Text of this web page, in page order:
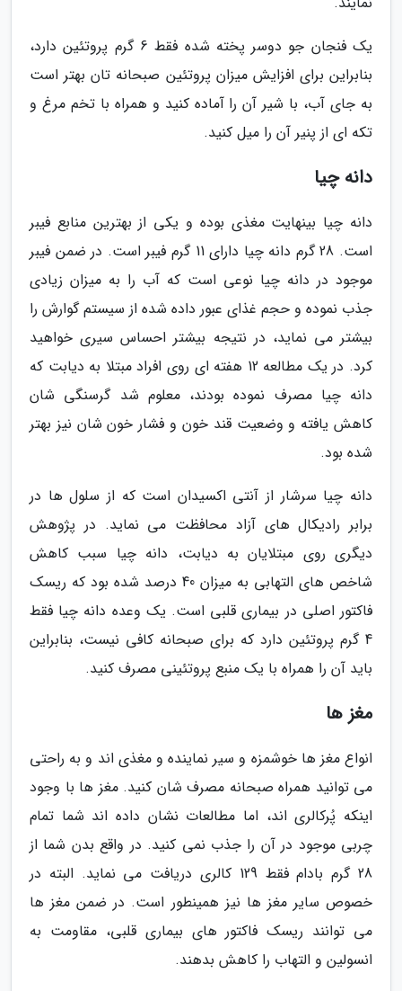
یک فنجان جو دوسر پخته شده فقط 6 گرم پروتئین دارد،
بنابراین برای افزایش میزان پروتئین صبحانه تان بهتر است
به جای آب، با شیر آن را آماده کنید و همراه با تخم مرغ و
تکه ای از پنیر آن را میل کنید.
دانه چیا
دانه چیا بینهایت مغذی بوده و یکی از بهترین منابع فیبر
است. 28 گرم دانه چیا دارای 11 گرم فیبر است. در ضمن فیبر
موجود در دانه چیا نوعی است که آب را به میزان زیادی
جذب نموده و حجم غذای عبور داده شده از سیستم گوارش را
بیشتر می نماید، در نتیجه بیشتر احساس سیری خواهید
کرد. در یک مطالعه 12 هفته ای روی افراد مبتلا به دیابت که
دانه چیا مصرف نموده بودند، معلوم شد گرسنگی شان
کاهش یافته و وضعیت قند خون و فشار خون شان نیز بهتر
شده بود.
دانه چیا سرشار از آنتی اکسیدان است که از سلول ها در
برابر رادیکال های آزاد محافظت می نماید. در پژوهش
دیگری روی مبتلایان به دیابت، دانه چیا سبب کاهش
شاخص های التهابی به میزان 40 درصد شده بود که ریسک
فاکتور اصلی در بیماری قلبی است. یک وعده دانه چیا فقط
4 گرم پروتئین دارد که برای صبحانه کافی نیست، بنابراین
باید آن را همراه با یک منبع پروتئینی مصرف کنید.
مغز ها
انواع مغز ها خوشمزه و سیر نماینده و مغذی اند و به راحتی
می توانید همراه صبحانه مصرف شان کنید. مغز ها با وجود
اینکه پُرکالری اند، اما مطالعات نشان داده اند شما تمام
چربی موجود در آن را جذب نمی کنید. در واقع بدن شما از
28 گرم بادام فقط 129 کالری دریافت می نماید. البته در
خصوص سایر مغز ها نیز همینطور است. در ضمن مغز ها
می توانند ریسک فاکتور های بیماری قلبی، مقاومت به
انسولین و التهاب را کاهش بدهند.